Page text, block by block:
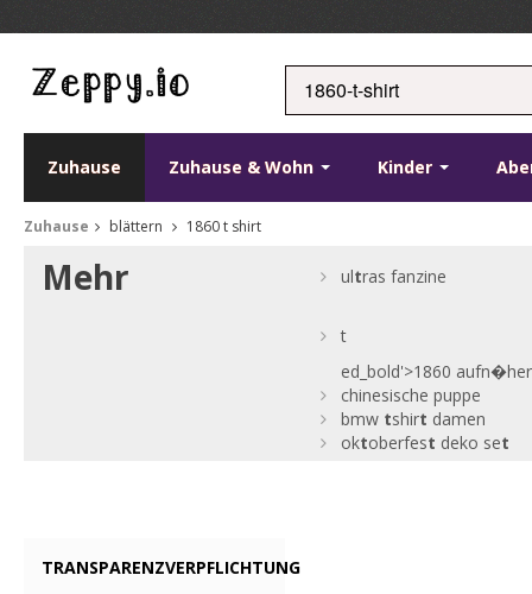
Zuhause Zuhause & Wohn Kinder
Zuhause blättern 1860 t shirt
Mehr ultras fanzine
t
ed_bold'>1860 aufn�her
chinesische puppe
bmw tshirt damen
oktoberfest deko set
TRANSPARENZVERPFLICHTUNG